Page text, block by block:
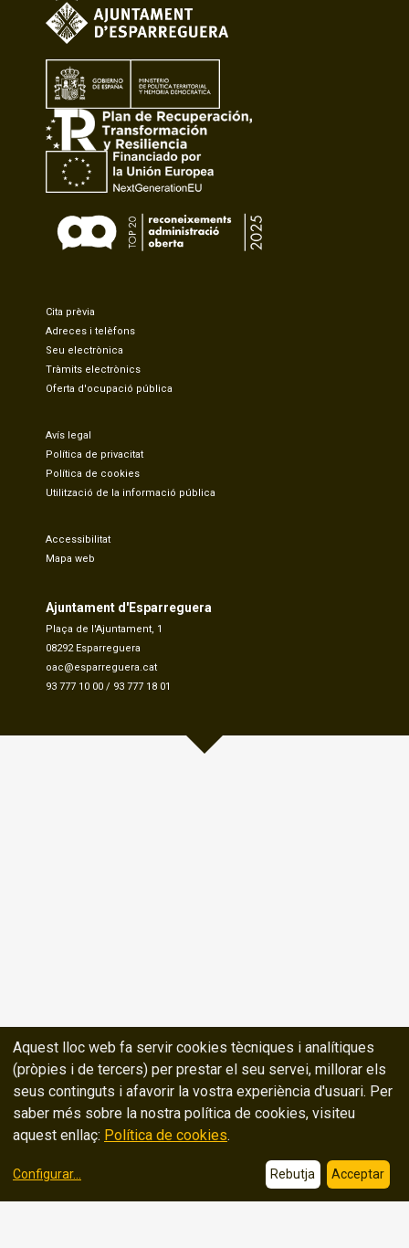
Cita prèvia
Adreces i telèfons
Seu electrònica
Tràmits electrònics
Oferta d'ocupació pública
Avís legal
Política de privacitat
Política de cookies
Utilització de la informació pública
Accessibilitat
Mapa web
Ajuntament d'Esparreguera
Plaça de l'Ajuntament, 1
08292 Esparreguera
oac@esparreguera.cat
93 777 10 00 / 93 777 18 01
Aquest lloc web fa servir cookies tècniques i analítiques
(pròpies i de tercers) per prestar el seu servei, millorar els
seus continguts i afavorir la vostra experiència d'usuari. Per
saber més sobre la nostra política de cookies, visiteu
aquest enllaç: Política de cookies.
Configurar... Rebutja Acceptar